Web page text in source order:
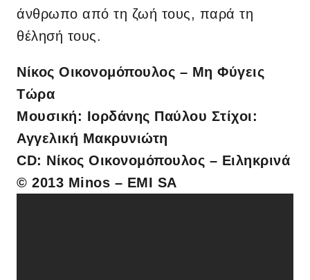
άνθρωπο από τη ζωή τους, παρά τη
θέλησή τους.
Νίκος Οικονομόπουλος – Μη Φύγεις
Τώρα
Μουσική: Ιορδάνης Παύλου Στίχοι:
Αγγελική Μακρυνιώτη
CD: Νίκος Οικονομόπουλος – Ειληκρινά
© 2013 Minos – EMI SA